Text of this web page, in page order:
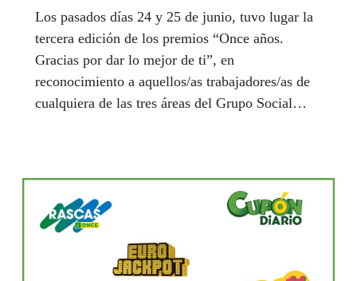
Los pasados días 24 y 25 de junio, tuvo lugar la
tercera edición de los premios “Once años.
Gracias por dar lo mejor de ti”, en
reconocimiento a aquellos/as trabajadores/as de
cualquiera de las tres áreas del Grupo Social